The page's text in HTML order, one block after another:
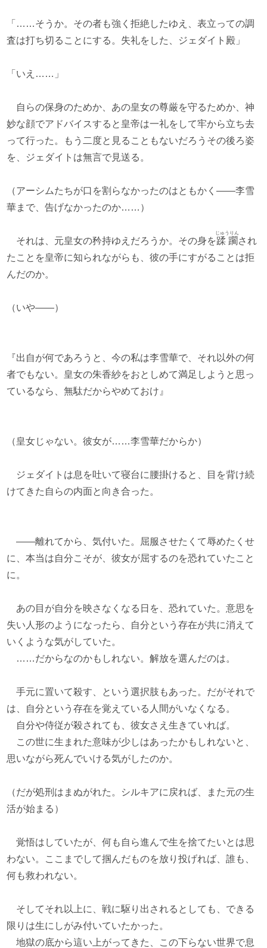
「……そうか。その者も強く拒絶したゆえ、表立っての調
査は打ち切ることにする。失礼をした、ジェダイト殿」
「いえ……」
自らの保身のためか、あの皇女の尊厳を守るためか、神
妙な顔でアドバイスすると皇帝は一礼をして牢から立ち去
って行った。もう二度と見ることもないだろうその後ろ姿
を、ジェダイトは無言で見送る。
（アーシムたちが口を割らなかったのはともかく――李雪
華まで、告げなかったのか……）
それは、元皇女の矜持ゆえだろうか。その身を蹂躙
じゅうりん
され
たことを皇帝に知られながらも、彼の手にすがることは拒
んだのか。
（いや――）
『出自が何であろうと、今の私は李雪華で、それ以外の何
者でもない。皇女の朱香紗をおとしめて満足しようと思っ
ているなら、無駄だからやめておけ』
（皇女じゃない。彼女が……李雪華だからか）
ジェダイトは息を吐いて寝台に腰掛けると、目を背け続
けてきた自らの内面と向き合った。
――離れてから、気付いた。屈服させたくて辱めたくせ
に、本当は自分こそが、彼女が屈するのを恐れていたこと
に。
あの目が自分を映さなくなる日を、恐れていた。意思を
失い人形のようになったら、自分という存在が共に消えて
いくような気がしていた。
……だからなのかもしれない。解放を選んだのは。
手元に置いて殺す、という選択肢もあった。だがそれで
は、自分という存在を覚えている人間がいなくなる。
自分や侍従が殺されても、彼女さえ生きていれば。
この世に生まれた意味が少しはあったかもしれないと、
思いながら死んでいける気がしたのか。
（だが処刑はまぬがれた。シルキアに戻れば、また元の生
活が始まる）
覚悟はしていたが、何も自ら進んで生を捨てたいとは思
わない。ここまでして掴んだものを放り投げれば、誰も、
何も救われない。
そしてそれ以上に、戦に駆り出されるとしても、できる
限りは生にしがみ付いていたかった。
地獄の底から這い上がってきた、この下らない世界で息